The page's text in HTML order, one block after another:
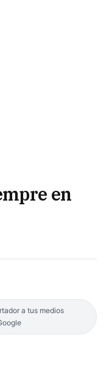
en
a tus medios